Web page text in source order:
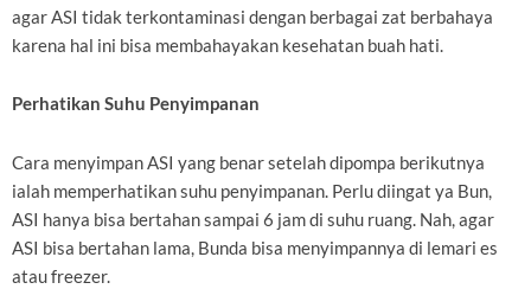
agar ASI tidak terkontaminasi dengan berbagai zat berbahaya
karena hal ini bisa membahayakan kesehatan buah hati.
Perhatikan Suhu Penyimpanan
Cara menyimpan ASI yang benar setelah dipompa berikutnya
ialah memperhatikan suhu penyimpanan. Perlu diingat ya Bun,
ASI hanya bisa bertahan sampai 6 jam di suhu ruang. Nah, agar
ASI bisa bertahan lama, Bunda bisa menyimpannya di lemari es
atau freezer.